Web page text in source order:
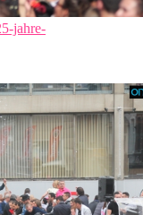
jahre-